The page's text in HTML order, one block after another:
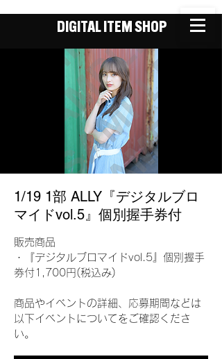
DIGITAL ITEM SHOP
1/19 1部 ALLY『デジタルブロ
マイドvol.5』個別握手券付
販売商品
・『デジタルブロマイドvol.5』個別握手
券付1,700円(税込み)
商品やイベントの詳細、応募期間などは
以下イベントについてをご確認くださ
い。